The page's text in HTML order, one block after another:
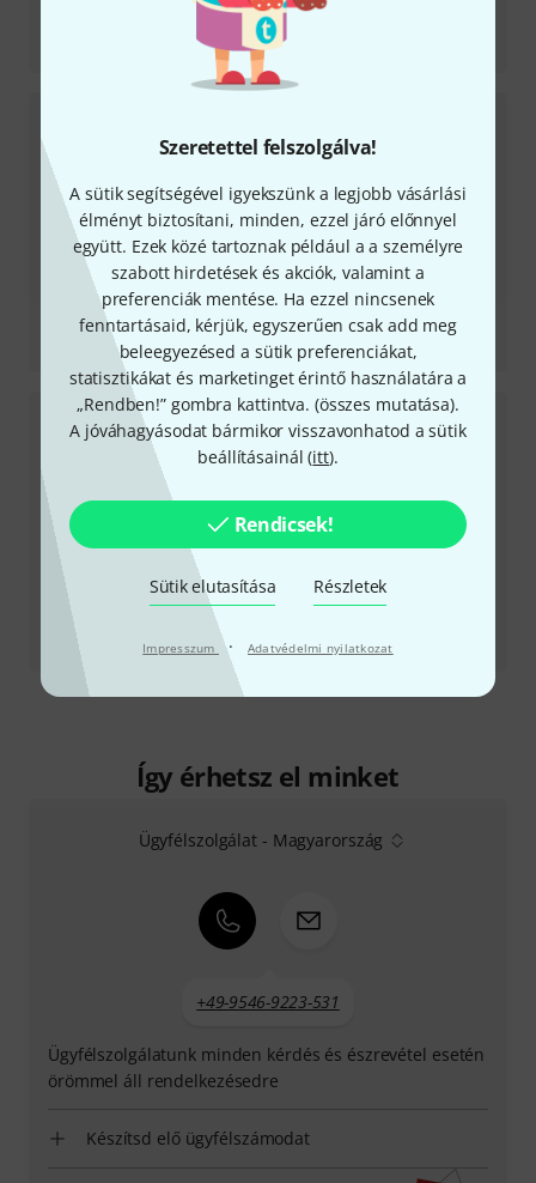
Szeretettel felszolgálva!
A sütik segítségével igyekszünk a legjobb vásárlási
élményt biztosítani, minden, ezzel járó előnnyel
együtt. Ezek közé tartoznak például a a személyre
szabott hirdetések és akciók, valamint a
preferenciák mentése. Ha ezzel nincsenek
fenntartásaid, kérjük, egyszerűen csak add meg
beleegyezésed a sütik preferenciákat,
statisztikákat és marketinget érintő használatára a
„Rendben!” gombra kattintva. (összes mutatása).
A jóváhagyásodat bármikor visszavonhatod a sütik
beállításainál (itt).
Rendicsek!
Sütik elutasítása Részletek
Impresszum · Adatvédelmi nyilatkozat
Tesztbeszámoló
Így érhetsz el minket
Ügyfélszolgálat - Magyarország
+49-9546-9223-531
Ügyfélszolgálatunk minden kérdés és észrevétel esetén
örömmel áll rendelkezésedre
Készítsd elő ügyfélszámodat